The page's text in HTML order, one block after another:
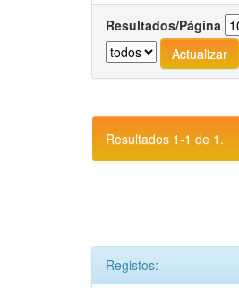
Resultados/Página
Resultados 1-1 de 1.
Registos: